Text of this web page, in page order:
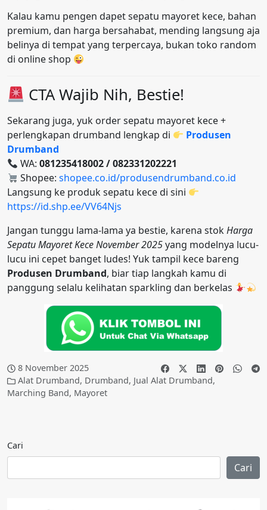
Kalau kamu pengen dapet sepatu mayoret kece, bahan
premium, dan harga bersahabat, mending langsung aja
belinya di tempat yang terpercaya, bukan toko random
di online shop
CTA Wajib Nih, Bestie!
Sekarang juga, yuk order sepatu mayoret kece +
perlengkapan drumband lengkap di
Produsen
Drumband
WA:081235418002 / 082331202221
Shopee:shopee.co.id/produsendrumband.co.id
Langsung ke produk sepatu kece di sini
https://id.shp.ee/VV64Njs
Jangan tunggu lama-lama ya bestie, karena stokHarga
Sepatu Mayoret Kece November 2025yang modelnya lucu-
lucu ini cepet banget ludes! Yuk tampil kece bareng
Produsen Drumband, biar tiap langkah kamu di
panggung selalu kelihatan sparkling dan berkelas
8 November 2025
Alat Drumband, Drumband, Jual Alat Drumband,
Marching Band, Mayoret
Cari
Cari